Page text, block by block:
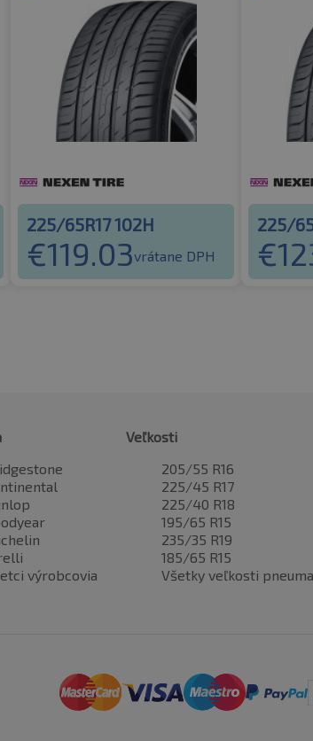
225/65R17 102H
€119.03vrátane DPH
225/
€
výrobcovia
Veľkosti
205/55 R16
225/45 R17
225/40 R18
195/65 R15
235/35 R19
185/65 R15
Všetky veľkosti